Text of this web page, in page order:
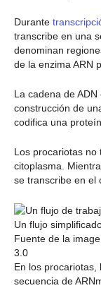
Durante
transcribe en una
denominan
de la enzima ARN
La cadena de
construcción de
codifica una
Los procariotas no
citoplasma.
se transcribe en el
Un flujo
Fuente de la
3.0
En los procariotas,
secuencia de